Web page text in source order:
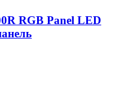
RGB Panel LED